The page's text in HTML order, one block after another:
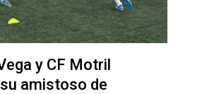
y CF Motril
amistoso de